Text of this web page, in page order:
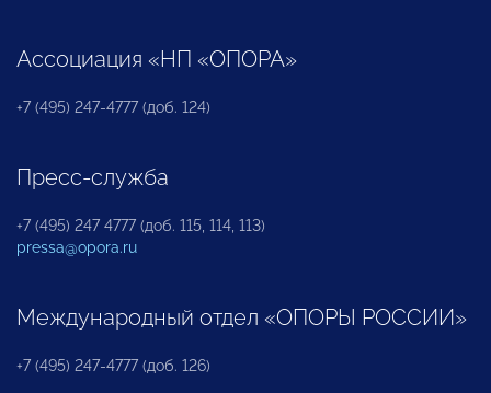
Ассоциация «НП «ОПОРА»
+7 (495) 247-4777 (доб. 124)
Пресс-служба
+7 (495) 247 4777 (доб. 115, 114, 113)
pressa@opora.ru
Международный отдел «ОПОРЫ РОССИИ»
+7 (495) 247-4777 (доб. 126)